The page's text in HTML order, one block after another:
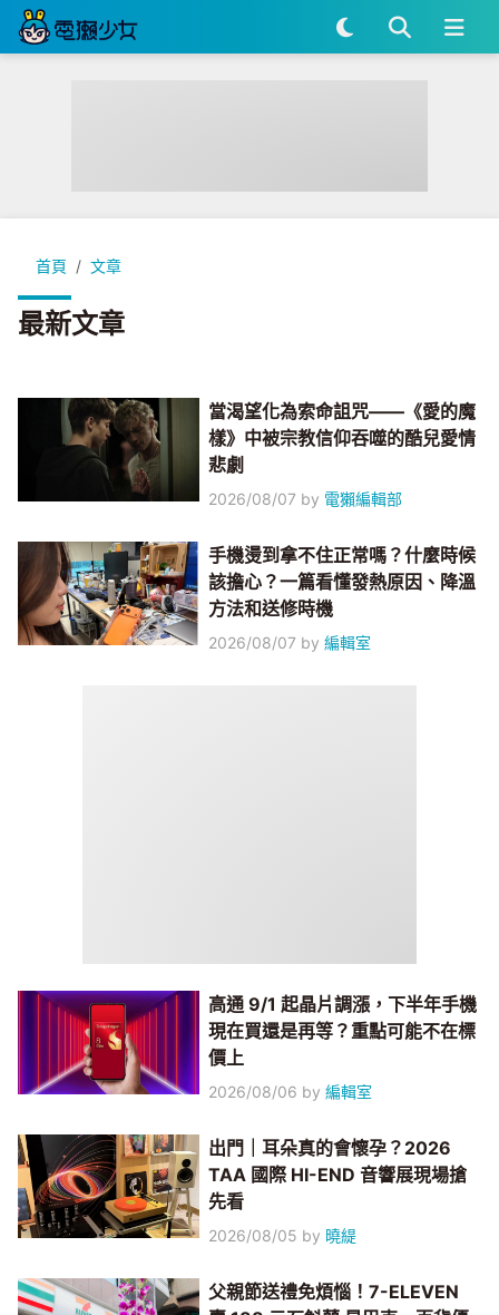
首頁 文章
最新文章
當渴望化為索命詛咒——《愛的魔
樣》中被宗教信仰吞噬的酷兒愛情
悲劇
2026/08/07 by 電獺編輯部
手機燙到拿不住正常嗎？什麼時候
該擔心？一篇看懂發熱原因、降溫
方法和送修時機
2026/08/07 by編輯室
高通 9/1 起晶片調漲，下半年手機
現在買還是再等？重點可能不在標
價上
2026/08/06 by編輯室
出門｜耳朵真的會懷孕？2026
TAA 國際 HI-END 音響展現場搶
先看
2026/08/05 by 曉緹
父親節送禮免煩惱！7-ELEVEN